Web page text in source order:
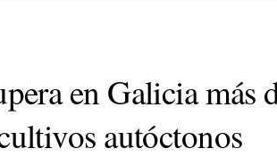
en Galicia más
autóctonos